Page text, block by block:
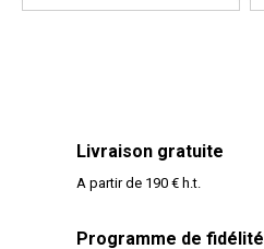
Livraison gratuite
A partir de 190 € h.t.
Programme de fidélité